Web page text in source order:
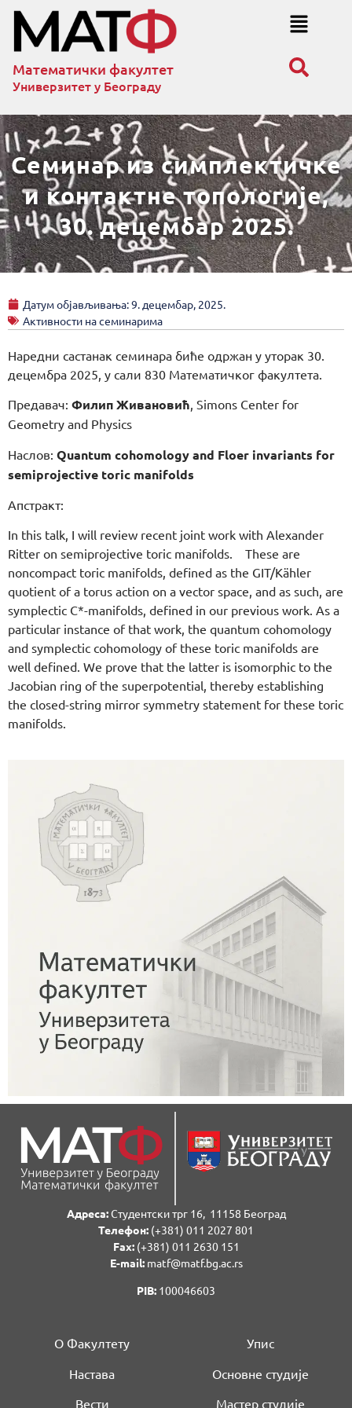
Математички факултет
Универзитет у Београду
Семинар из симплектичке
и контактне топологије,
30. децембар 2025.
Датум објављивања:9. децембар, 2025.
Активности на семинарима
Наредни састанак семинара биће одржан у уторак 30.
децембра 2025, у сали 830 Математичког факултета.
Предавач: Филип Живановић, Simons Center for
Geometry and Physics
Наслов: Quantum cohomology and Floer invariants for
semiprojective toric manifolds
Апстракт:
In this talk, I will review recent joint work with Alexander
Ritter on semiprojective toric manifolds. These are
noncompact toric manifolds, defined as the GIT/Kähler
quotient of a torus action on a vector space, and as such, are
symplectic C*-manifolds, defined in our previous work. As a
particular instance of that work, the quantum cohomology
and symplectic cohomology of these toric manifolds are
well defined. We prove that the latter is isomorphic to the
Jacobian ring of the superpotential, thereby establishing
the closed-string mirror symmetry statement for these toric
manifolds.
Адреса:Студентски трг 16, 11158 Београд
Телефон: (+381) 011 2027 801
Fаx:(+381) 011 2630 151
E-mail:matf@matf.bg.ac.rs
PIB: 100046603
О Факултету
Настава
Вести
Упис
Основне студије
Мастер студије